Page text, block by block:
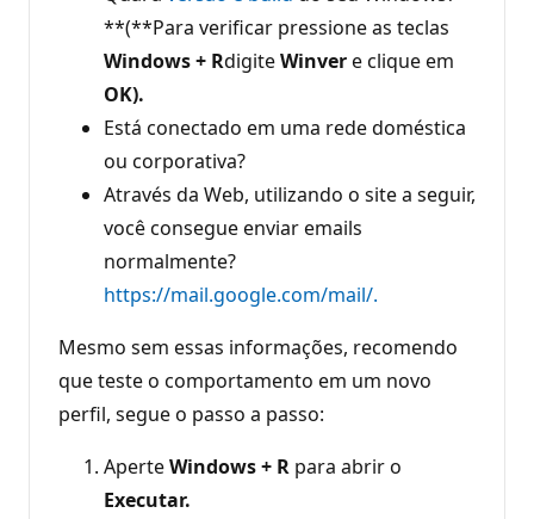
**(**Para verificar pressione as teclas
Windows + RdigiteWinvere clique em
OK).
Está conectado em uma rede doméstica
ou corporativa?
Através da Web, utilizando o site a seguir,
você consegue enviar emails
normalmente?
https://mail.google.com/mail/.
Mesmo sem essas informações, recomendo
que teste o comportamento em um novo
perfil, segue o passo a passo:
AperteWindows + R para abrir o
Executar.